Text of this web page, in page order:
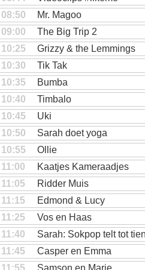
08:50
Mr. Magoo
09:00
The Big Trip 2
10:25
Grizzy & the Lemmings
10:30
Tik Tak
10:35
Bumba
10:40
Timbalo
10:45
Uki
10:50
Sarah doet yoga
10:55
Ollie
11:00
Kaatjes Kameraadjes
11:05
Ridder Muis
11:15
Edmond & Lucy
11:25
Vos en Haas
11:40
Sarah: Sokpop telt tot
11:45
Casper en Emma